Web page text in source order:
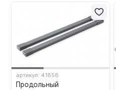
артикул: 41858
Продольный